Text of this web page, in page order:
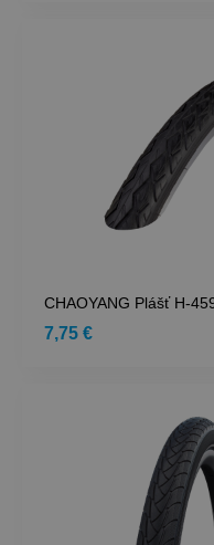
CHAOYANG Plášť H-
7,75 €